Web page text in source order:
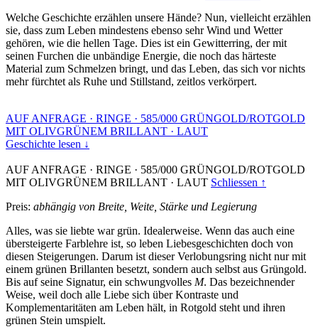
Welche Geschichte erzählen unsere Hände? Nun, vielleicht erzählen
sie, dass zum Leben mindestens ebenso sehr Wind und Wetter
gehören, wie die hellen Tage. Dies ist ein Gewitterring, der mit
seinen Furchen die unbändige Energie, die noch das härteste
Material zum Schmelzen bringt, und das Leben, das sich vor nichts
mehr fürchtet als Ruhe und Stillstand, zeitlos verkörpert.
AUF ANFRAGE · RINGE · 585/000 GRÜNGOLD/ROTGOLD
MIT OLIVGRÜNEM BRILLANT · LAUT
Geschichte lesen ↓
AUF ANFRAGE · RINGE · 585/000 GRÜNGOLD/ROTGOLD
MIT OLIVGRÜNEM BRILLANT · LAUT Schliessen ↑
Preis: abhängig von Breite, Weite, Stärke und Legierung
Alles, was sie liebte war grün. Idealerweise. Wenn das auch eine
übersteigerte Farblehre ist, so leben Liebesgeschichten doch von
diesen Steigerungen. Darum ist dieser Verlobungsring nicht nur mit
einem grünen Brillanten besetzt, sondern auch selbst aus Grüngold.
Bis auf seine Signatur, ein schwungvolles M. Das bezeichnender
Weise, weil doch alle Liebe sich über Kontraste und
Komplementaritäten am Leben hält, in Rotgold steht und ihren
grünen Stein umspielt.